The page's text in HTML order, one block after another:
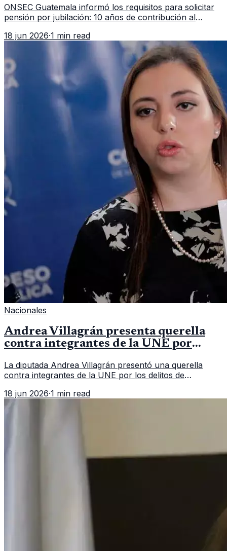
ONSEC Guatemala informó los requisitos para solicitar
pensión por jubilación: 10 años de contribución al
importar edad.
18 jun 2026·1 min read
Nacionales
Andrea Villagrán presenta querella
contra integrantes de la UNE por
La diputada Andrea Villagrán presentó una querella
contra integrantes de la UNE por los delitos de
18 jun 2026·1 min read